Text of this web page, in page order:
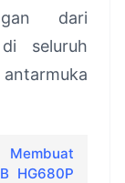
dari
seluruh
Membuat
HG680P